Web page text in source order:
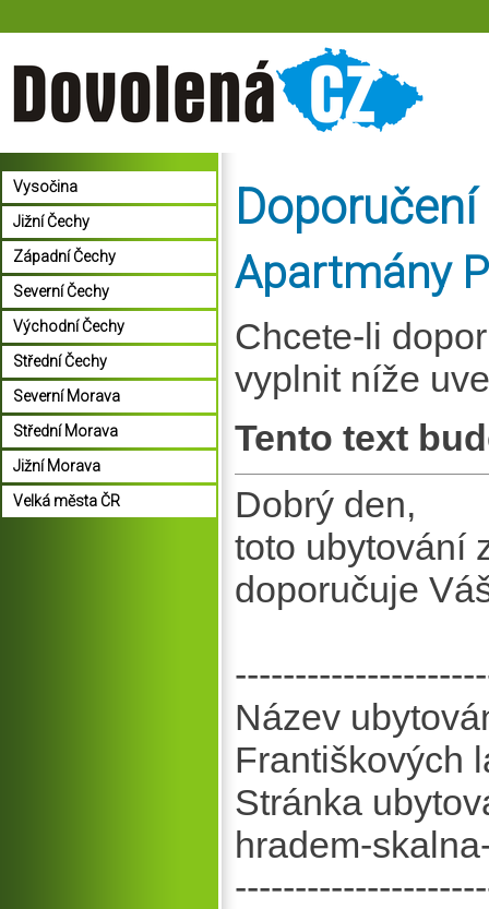
Apartmány
Chcete-li
vyplnit níže
Tento text
Dobrý den,
toto ubytování
doporučuje
Název
Františkových
Stránka
hradem-
Vysočina
Jižní Čechy
Západní Čechy
Severní Čechy
Východní Čechy
Střední Čechy
Severní Morava
Střední Morava
Jižní Morava
Velká města ČR